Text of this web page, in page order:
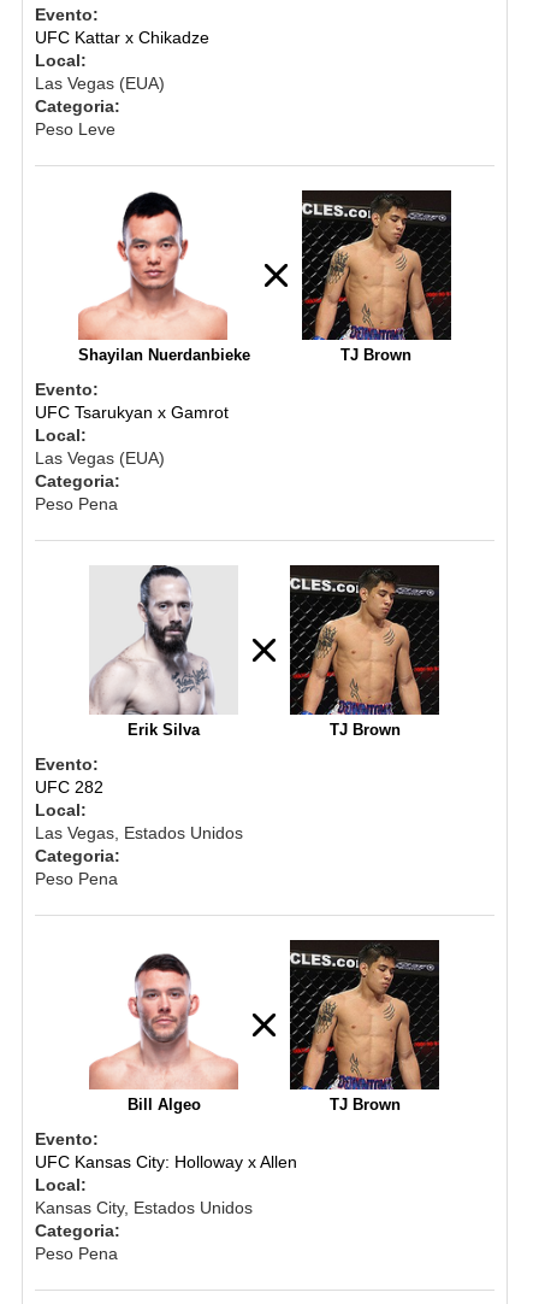
Evento:
UFC Kattar x Chikadze
Local:
Las Vegas (EUA)
Categoria:
Peso Leve
Shayilan Nuerdanbieke TJ Brown
Evento:
UFC Tsarukyan x Gamrot
Local:
Las Vegas (EUA)
Categoria:
Peso Pena
Erik Silva TJ Brown
Evento:
UFC 282
Local:
Las Vegas, Estados Unidos
Categoria:
Peso Pena
Bill Algeo TJ Brown
Evento:
UFC Kansas City: Holloway x Allen
Local:
Kansas City, Estados Unidos
Categoria:
Peso Pena